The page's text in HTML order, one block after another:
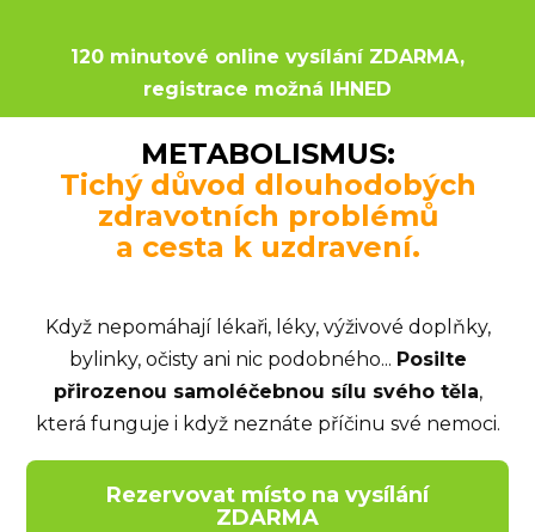
120 minutové online vysílání ZDARMA,
registrace možná IHNED
METABOLISMUS:
Tichý důvod dlouhodobých
zdravotních problémů
a cesta k uzdravení.
Když nepomáhají lékaři, léky, výživové doplňky,
bylinky, očisty ani nic podobného... Posilte
přirozenou samoléčebnou sílu svého těla,
která funguje i když neznáte příčinu své nemoci.
Rezervovat místo na vysílání
ZDARMA